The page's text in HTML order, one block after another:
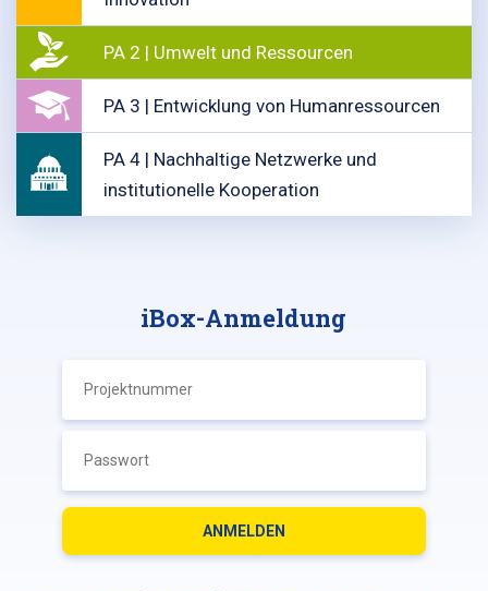
PA 2 | Umwelt und Ressourcen
PA 3 | Entwicklung von Humanressourcen
PA 4 | Nachhaltige Netzwerke und
institutionelle Kooperation
iBox-Anmeldung